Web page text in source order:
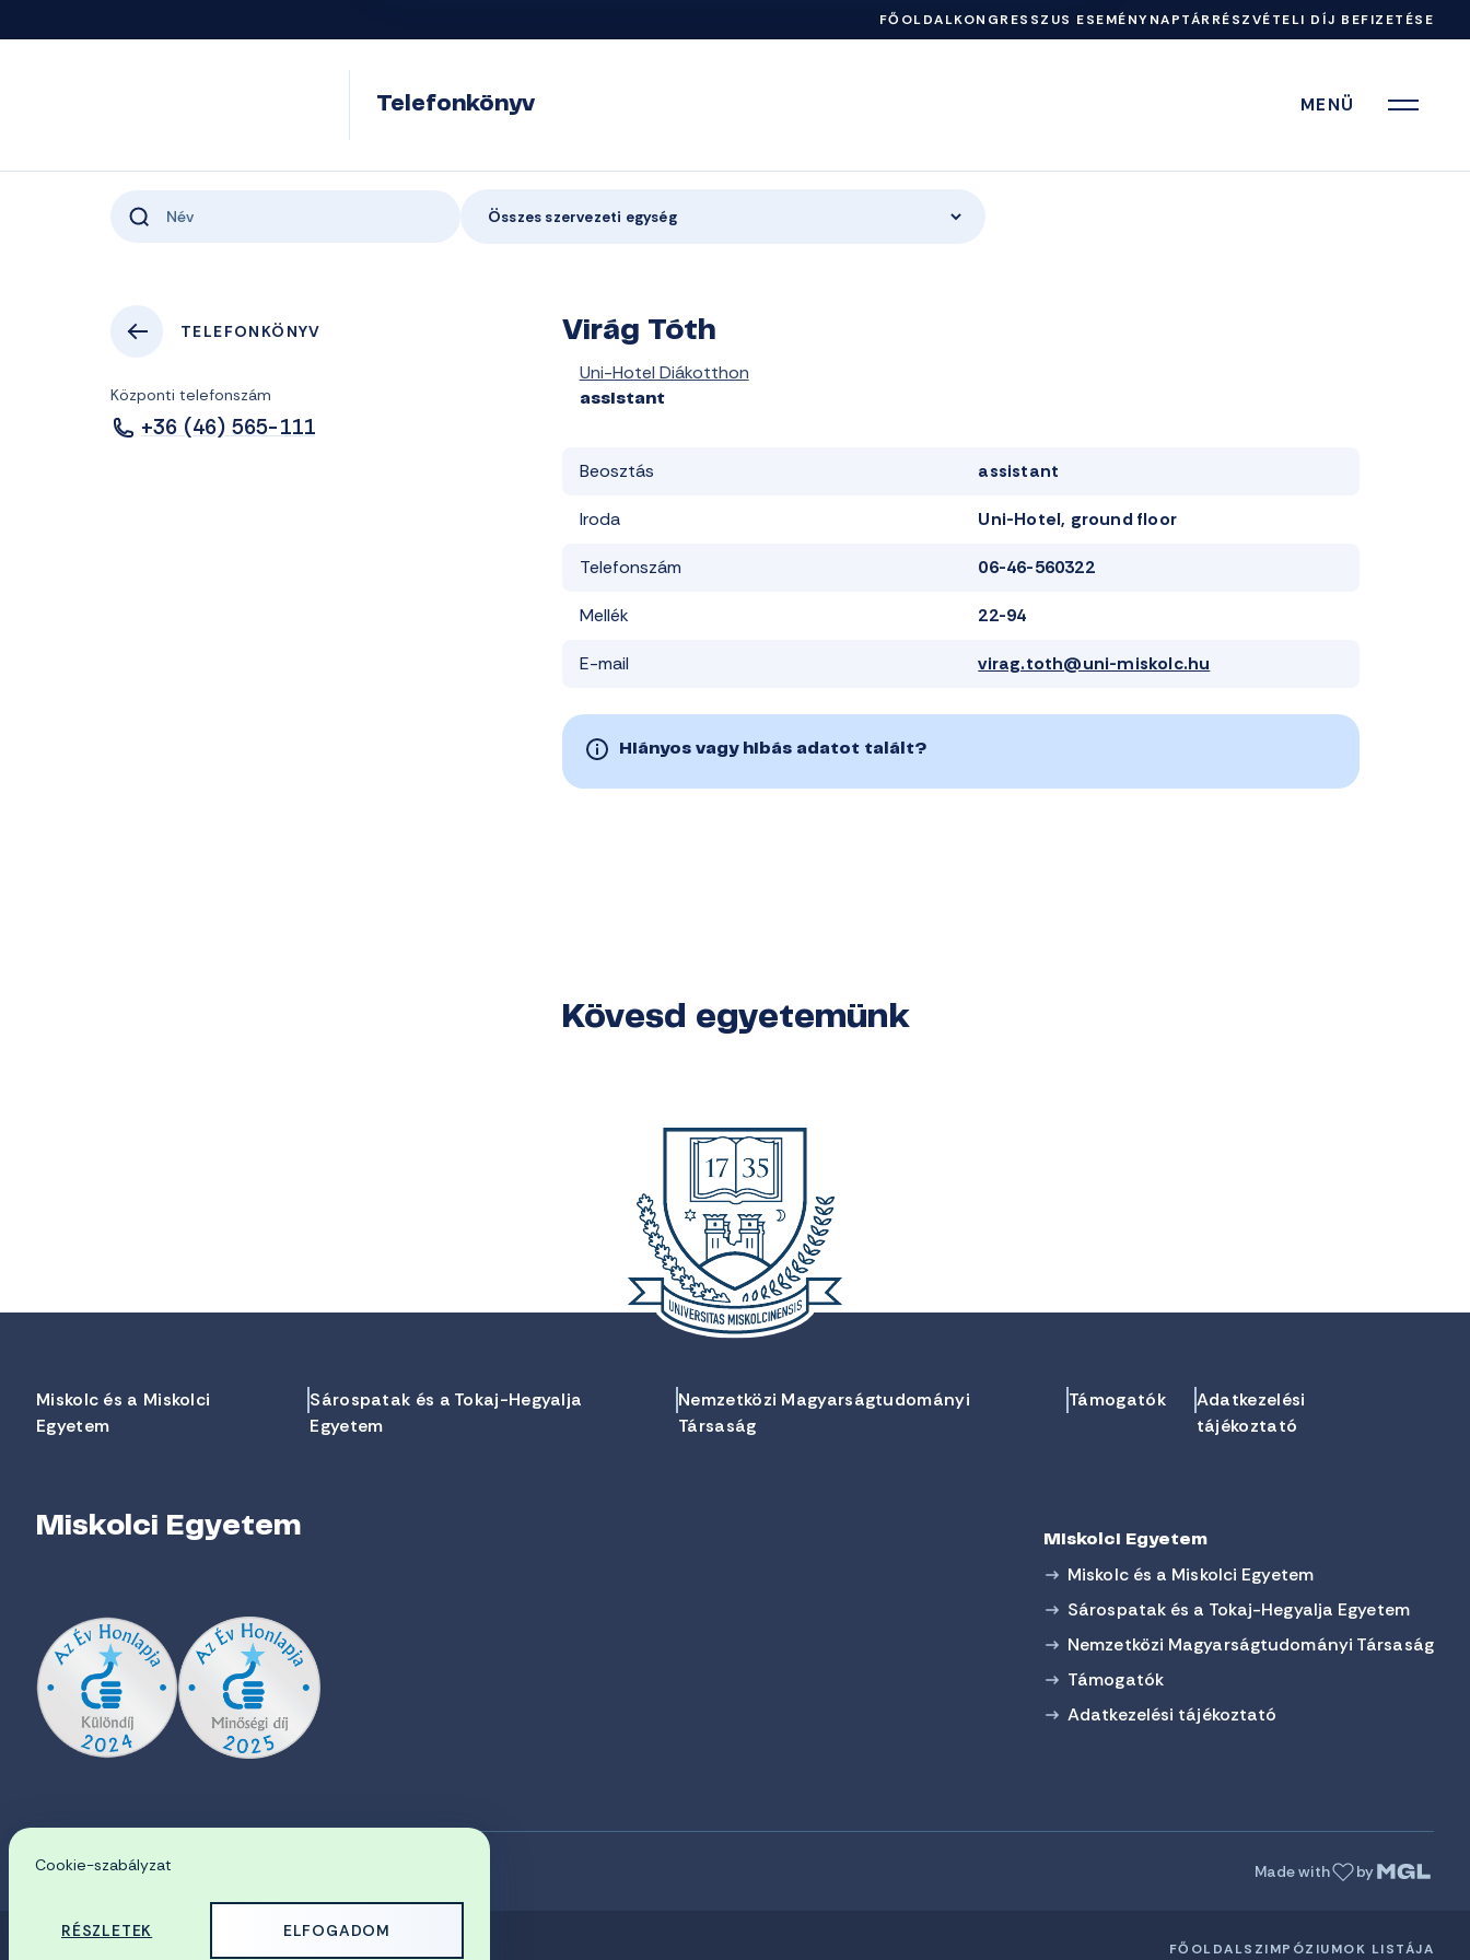
FŐOLDALKONGRESSZUS ESEMÉNYNAPTÁRRÉSZVÉTELI DÍJ BEFIZETÉSE
Telefonkönyv MENÜ
Összes szervezeti egység
TELEFONKÖNYV
Központi telefonszám
+36 (46) 565-111
Virág Tóth
Uni-Hotel Diákotthon
assistant
Beosztás assistant
Iroda Uni-Hotel, ground floor
Telefonszám 06-46-560322
Mellék 22-94
E-mail virag.toth@uni-miskolc.hu
Hiányos vagy hibás adatot talált?
Kövesd egyetemünk
Miskolc és a Miskolci
Egyetem
Sárospatak és a Tokaj-Hegyalja
Egyetem
Nemzetközi Magyarságtudományi
Társaság
Támogatók
Adatkezelési
tájékoztató
Miskolci Egyetem Miskolci Egyetem
Miskolc és a Miskolci Egyetem
Sárospatak és a Tokaj-Hegyalja Egyetem
Nemzetközi Magyarságtudományi Társaság
Támogatók
Adatkezelési tájékoztató
EN Made with by
FŐOLDALSZIMPÓZIUMOK LISTÁJA
Cookie-szabályzat
RÉSZLETEK ELFOGADOM